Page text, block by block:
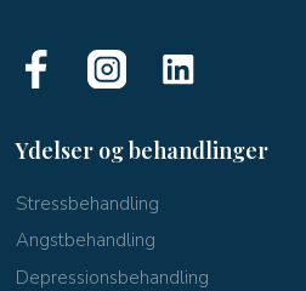
Ydelser og behandlinger
​Stressbehandling
Angstbehandling
Depressionsbehandling